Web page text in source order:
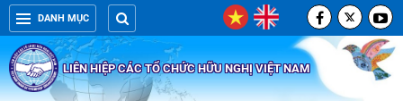
DANH MỤC
LIÊN HIỆP CÁC TỔ CHỨC HỮU NGHỊ VIỆT NAM